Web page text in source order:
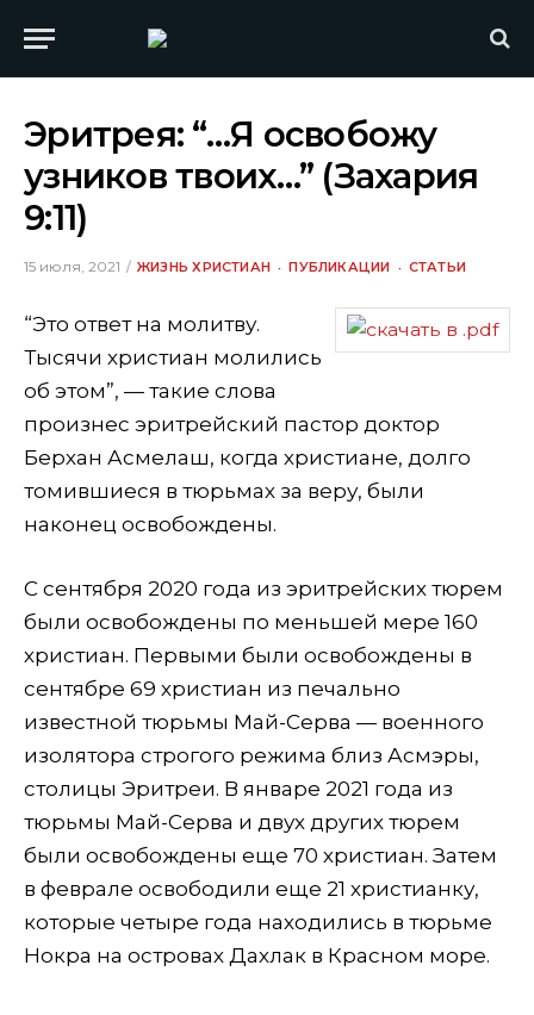
Эритрея: “…Я освобожу
узников твоих…” (Захария
9:11)
15 июля, 2021 ЖИЗНЬ ХРИСТИАН ПУБЛИКАЦИИ СТАТЬИ
“Это ответ на молитву.
Тысячи христиан молились
об этом”, — такие слова
произнес эритрейский пастор доктор
Берхан Асмелаш, когда христиане, долго
томившиеся в тюрьмах за веру, были
наконец освобождены.
С сентября 2020 года из эритрейских тюрем
были освобождены по меньшей мере 160
христиан. Первыми были освобождены в
сентябре 69 христиан из печально
известной тюрьмы Май-Серва — военного
изолятора строгого режима близ Асмэры,
столицы Эритреи. В январе 2021 года из
тюрьмы Май-Серва и двух других тюрем
были освобождены еще 70 христиан. Затем
в феврале освободили еще 21 христианку,
которые четыре года находились в тюрьме
Нокра на островах Дахлак в Красном море.